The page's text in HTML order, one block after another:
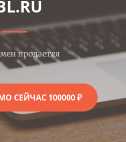
продается
СЕЙЧАС 100000 ₽